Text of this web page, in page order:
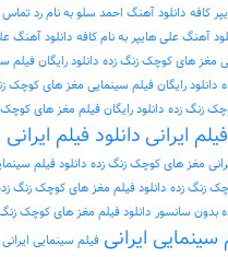
کافه دانلود آهنگ احمد سلو به نام رد تماس
آهنگ علی هایپر به نام کافه دانلود آهنگ
مغز های کوچک زنگ زده دانلود رایگان فیلم
دانلود رایگان فیلم سینمایی مغز های کوچک
زنگ زده دانلود رایگان فیلم مغز های
ایرانی دانلود فیلم
مغز های کوچک زنگ زده دانلود فیلم
زنگ زده دانلود فیلم مغز های کوچک زنگ
بدون سانسور دانلود فیلم مغز های کوچک زنگ
سینمایی ایرانی فیلم سینمایی